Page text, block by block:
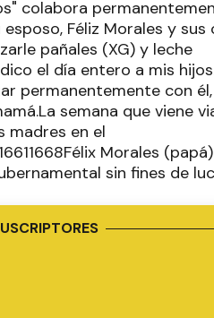
colabora
Féliz Morales y sus
pañales (XG) y leche
el día entero a mis
permanentemente con
semana que viene
madres en el
Morales (papá)
sin fines de